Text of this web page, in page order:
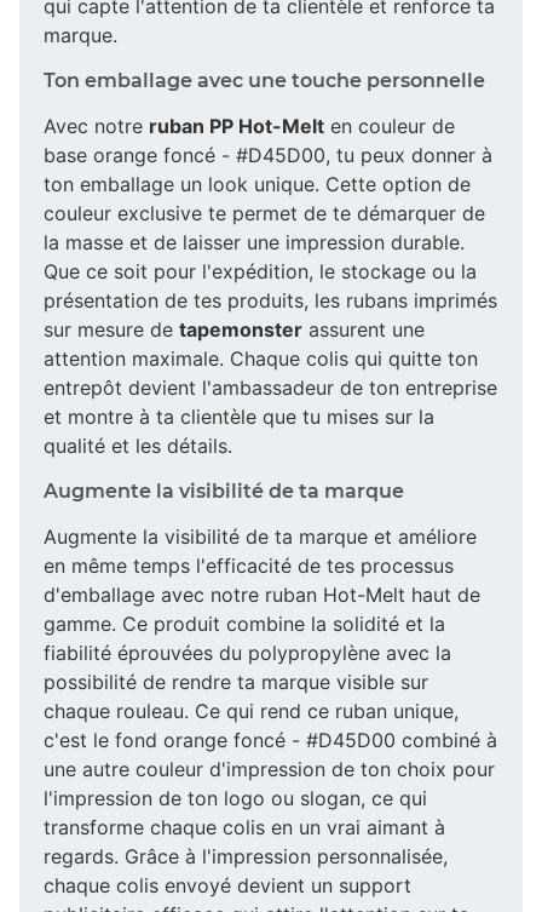
qui capte l'attention de ta clientèle et renforce ta
marque.
Ton emballage avec une touche personnelle
Avec notre ruban PP Hot-Melt en couleur de
base orange foncé - #D45D00, tu peux donner à
ton emballage un look unique. Cette option de
couleur exclusive te permet de te démarquer de
la masse et de laisser une impression durable.
Que ce soit pour l'expédition, le stockage ou la
présentation de tes produits, les rubans imprimés
sur mesure de tapemonster assurent une
attention maximale. Chaque colis qui quitte ton
entrepôt devient l'ambassadeur de ton entreprise
et montre à ta clientèle que tu mises sur la
qualité et les détails.
Augmente la visibilité de ta marque
Augmente la visibilité de ta marque et améliore
en même temps l'efficacité de tes processus
d'emballage avec notre ruban Hot-Melt haut de
gamme. Ce produit combine la solidité et la
fiabilité éprouvées du polypropylène avec la
possibilité de rendre ta marque visible sur
chaque rouleau. Ce qui rend ce ruban unique,
c'est le fond orange foncé - #D45D00 combiné à
une autre couleur d'impression de ton choix pour
l'impression de ton logo ou slogan, ce qui
transforme chaque colis en un vrai aimant à
regards. Grâce à l'impression personnalisée,
chaque colis envoyé devient un support